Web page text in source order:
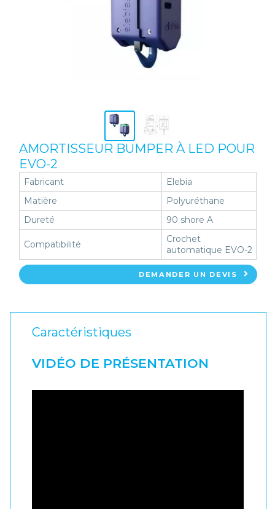
AMORTISSEUR BUMPER À LED POUR
EVO-2
Fabricant
Elebia
Matière
Polyuréthane
Dureté
90 shore A
Compatibilité
Crochet
automatique EVO-2
DEMANDER UN DEVIS
Caractéristiques
VIDÉO DE PRÉSENTATION